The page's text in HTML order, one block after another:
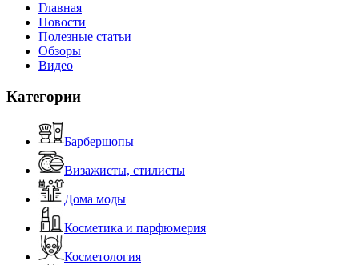
Главная
Новости
Полезные статьи
Обзоры
Видео
Категории
Барбершопы
Визажисты, стилисты
Дома моды
Косметика и парфюмерия
Косметология